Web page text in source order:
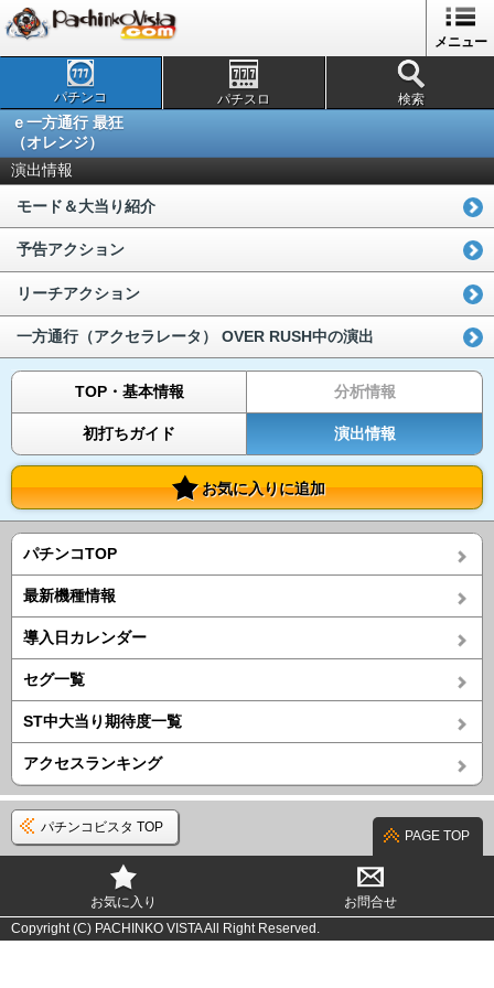
メニュー
パチンコ パチスロ 検索
ｅ一方通行 最狂
（オレンジ）
演出情報
モード＆大当り紹介
予告アクション
リーチアクション
一方通行（アクセラレータ） OVER RUSH中の演出
TOP・基本情報 分析情報
初打ちガイド 演出情報
お気に入りに追加
パチンコTOP
最新機種情報
導入日カレンダー
セグ一覧
ST中大当り期待度一覧
アクセスランキング
パチンコビスタ TOP
PAGE TOP
お気に入り
お問合せ
Copyright (C) PACHINKO VISTA All Right Reserved.